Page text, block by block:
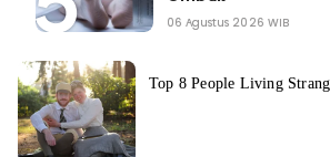
06 Agustus 2026 WIB